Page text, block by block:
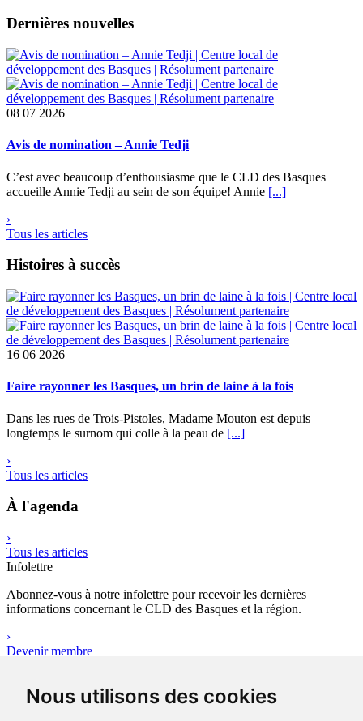
Nous utilisons des cookies
Dernières nouvelles
08 07 2026
Avis de nomination – Annie Tedji
C’est avec beaucoup d’enthousiasme que le CLD des Basques
accueille Annie Tedji au sein de son équipe! Annie [...]
›
Tous les articles
Histoires à succès
16 06 2026
Faire rayonner les Basques, un brin de laine à la fois
Dans les rues de Trois-Pistoles, Madame Mouton est depuis
longtemps le surnom qui colle à la peau de [...]
›
Tous les articles
À l'agenda
›
Tous les articles
Infolettre
Abonnez-vous à notre infolettre pour recevoir les dernières
informations concernant le CLD des Basques et la région.
›
Devenir membre
Avez-vous votre plan d’affaires ?
Le plan d’affaires réunit l’ensemble des données quantitatives,